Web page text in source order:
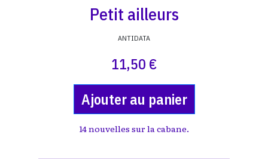
Petit ailleurs
ANTIDATA
11,50 €
Ajouter au panier
14 nouvelles sur la cabane.